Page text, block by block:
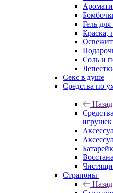
Гель
Краска,
Соль и
Секс в душе
Средства по
Назад
игрушек
Страпоны
Назад